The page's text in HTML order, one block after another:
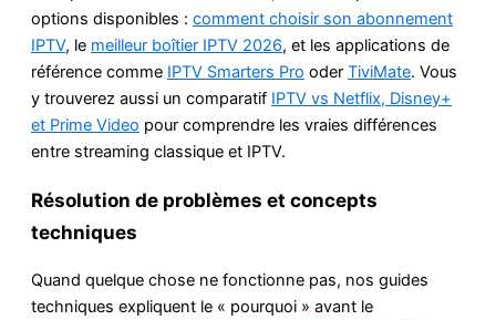
options disponibles : comment choisir son abonnement
IPTV, le meilleur boîtier IPTV 2026, et les applications de
référence comme IPTV Smarters Pro oder TiviMate. Vous
y trouverez aussi un comparatif IPTV vs Netflix, Disney+
et Prime Video pour comprendre les vraies différences
entre streaming classique et IPTV.
Résolution de problèmes et concepts
techniques
Quand quelque chose ne fonctionne pas, nos guides
techniques expliquent le « pourquoi » avant le